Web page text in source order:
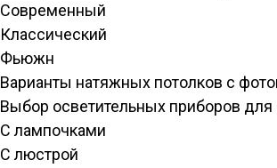
Современный
Классический
Фьюжн
Варианты натяжных потолков с
Выбор осветительных приборов для
С лампочками
С люстрой